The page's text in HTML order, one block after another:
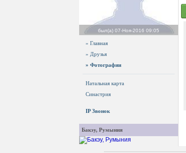
был(а) 07-Ноя-2016 09:05
» Главная
» Друзья
» Фотографии
Натальная карта
Синастрия
IP Звонок
Бакэу, Румыния